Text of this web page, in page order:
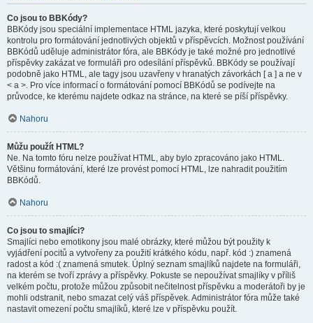
Co jsou to BBKódy?
BBKódy jsou speciální implementace HTML jazyka, které poskytují velkou
kontrolu pro formátování jednotlivých objektů v příspěvcích. Možnost používání
BBKódů uděluje administrátor fóra, ale BBKódy je také možné pro jednotlivé
příspěvky zakázat ve formuláři pro odesílání příspěvků. BBKódy se používají
podobně jako HTML, ale tagy jsou uzavřeny v hranatých závorkách [ a ] a ne v
< a >. Pro více informací o formátování pomocí BBKódů se podívejte na
průvodce, ke kterému najdete odkaz na stránce, na které se píší příspěvky.
Nahoru
Můžu použít HTML?
Ne. Na tomto fóru nelze používat HTML, aby bylo zpracováno jako HTML.
Většinu formátování, které lze provést pomocí HTML, lze nahradit použitím
BBKódů.
Nahoru
Co jsou to smajlíci?
Smajlíci nebo emotikony jsou malé obrázky, které můžou být použity k
vyjádření pocitů a vytvořeny za použití krátkého kódu, např. kód :) znamená
radost a kód :( znamená smutek. Úplný seznam smajlíků najdete na formuláři,
na kterém se tvoří zprávy a příspěvky. Pokuste se nepoužívat smajlíky v příliš
velkém počtu, protože můžou způsobit nečitelnost příspěvku a moderátoři by je
mohli odstranit, nebo smazat celý váš příspěvek. Administrátor fóra může také
nastavit omezení počtu smajlíků, které lze v příspěvku použít.